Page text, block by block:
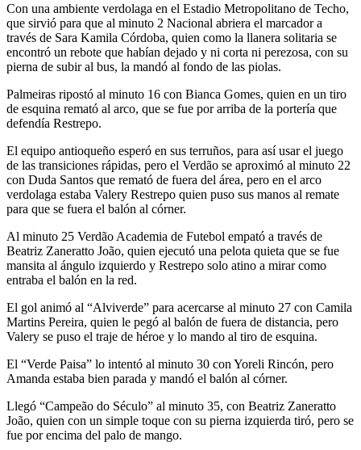
Con una ambiente verdolaga en el Estadio Metropolitano de Techo,
que sirvió para que al minuto 2 Nacional abriera el marcador a
través de Sara Kamila Córdoba, quien como la llanera solitaria se
encontró un rebote que habían dejado y ni corta ni perezosa, con su
pierna de subir al bus, la mandó al fondo de las piolas.
Palmeiras ripostó al minuto 16 con Bianca Gomes, quien en un tiro
de esquina remató al arco, que se fue por arriba de la portería que
defendía Restrepo.
El equipo antioqueño esperó en sus terruños, para así usar el juego
de las transiciones rápidas, pero el Verdão se aproximó al minuto 22
con Duda Santos que remató de fuera del área, pero en el arco
verdolaga estaba Valery Restrepo quien puso sus manos al remate
para que se fuera el balón al córner.
Al minuto 25 Verdão Academia de Futebol empató a través de
Beatriz Zaneratto João, quien ejecutó una pelota quieta que se fue
mansita al ángulo izquierdo y Restrepo solo atino a mirar como
entraba el balón en la red.
El gol animó al “Alviverde” para acercarse al minuto 27 con Camila
Martins Pereira, quien le pegó al balón de fuera de distancia, pero
Valery se puso el traje de héroe y lo mando al tiro de esquina.
El “Verde Paisa” lo intentó al minuto 30 con Yoreli Rincón, pero
Amanda estaba bien parada y mandó el balón al córner.
Llegó “Campeão do Século” al minuto 35, con Beatriz Zaneratto
João, quien con un simple toque con su pierna izquierda tiró, pero se
fue por encima del palo de mango.